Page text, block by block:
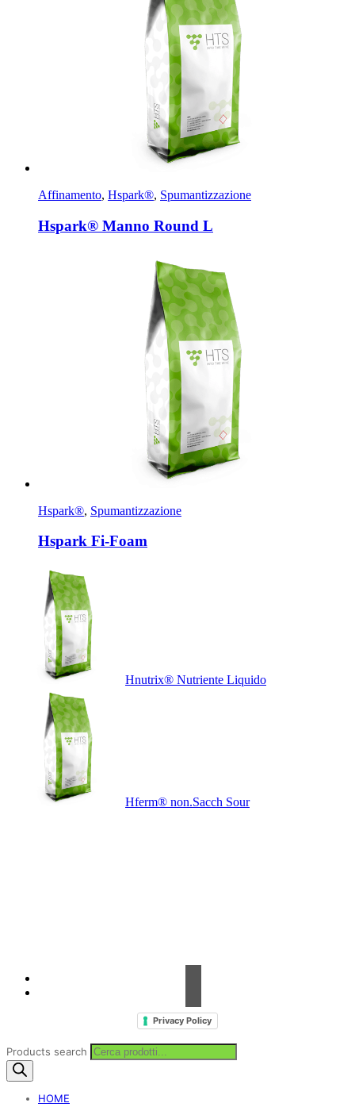
Affinamento, Hspark®, Spumantizzazione
Hspark® Manno Round L
Hspark®, Spumantizzazione
Hspark Fi-Foam
Hnutrix® Nutriente Liquido
Hferm® non.Sacch Sour
Privacy Policy
Products search
HOME